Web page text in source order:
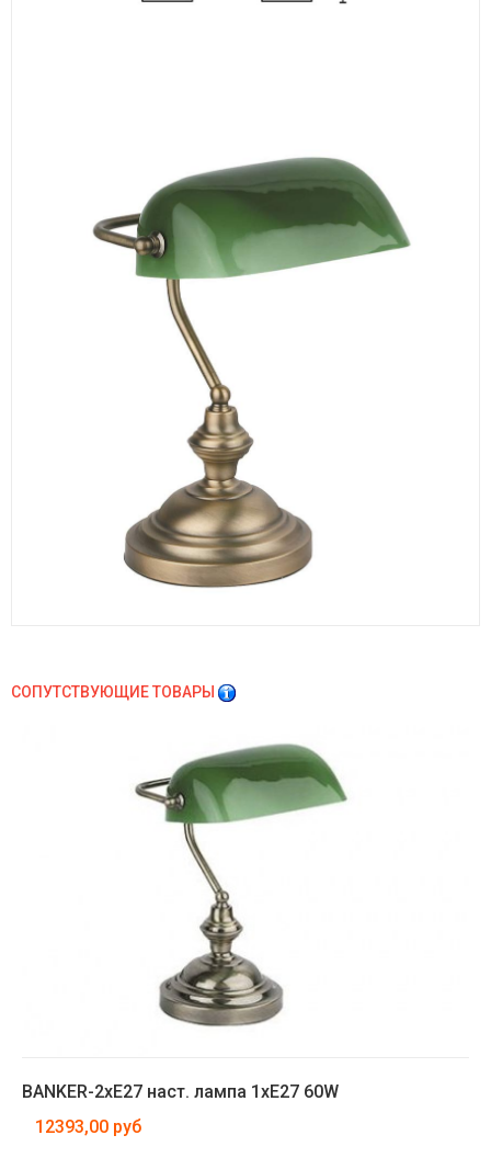
СОПУТСТВУЮЩИЕ ТОВАРЫ
BANKER-2xE27 наст. лампа 1хE27 60W
12393,00 руб